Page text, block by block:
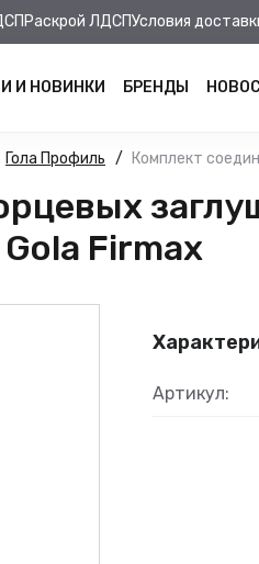
Раскрой ЛДСПУсловия
И НОВИНКИ БРЕНДЫ
Гола Профиль Комплект
Firmax
Артикул: